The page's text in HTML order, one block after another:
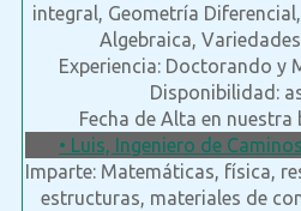
integral, Geometría
Algebraica,
Experiencia: Doctorando y
Disponibilidad:
Fecha de Alta en nuestra
• Luis, Ingeniero de
Imparte: Matemáticas, física,
estructuras, materiales de